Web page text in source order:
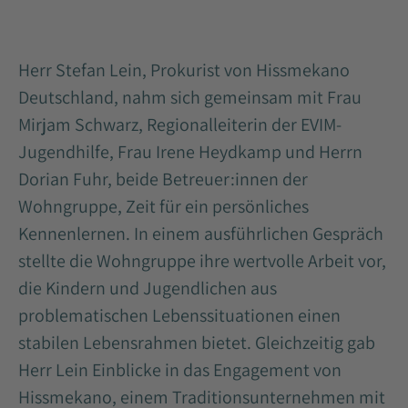
Herr Stefan Lein, Prokurist von Hissmekano
Deutschland, nahm sich gemeinsam mit Frau
Mirjam Schwarz, Regionalleiterin der EVIM-
Jugendhilfe, Frau Irene Heydkamp und Herrn
Dorian Fuhr, beide Betreuer:innen der
Wohngruppe, Zeit für ein persönliches
Kennenlernen. In einem ausführlichen Gespräch
stellte die Wohngruppe ihre wertvolle Arbeit vor,
die Kindern und Jugendlichen aus
problematischen Lebenssituationen einen
stabilen Lebensrahmen bietet. Gleichzeitig gab
Herr Lein Einblicke in das Engagement von
Hissmekano, einem Traditionsunternehmen mit